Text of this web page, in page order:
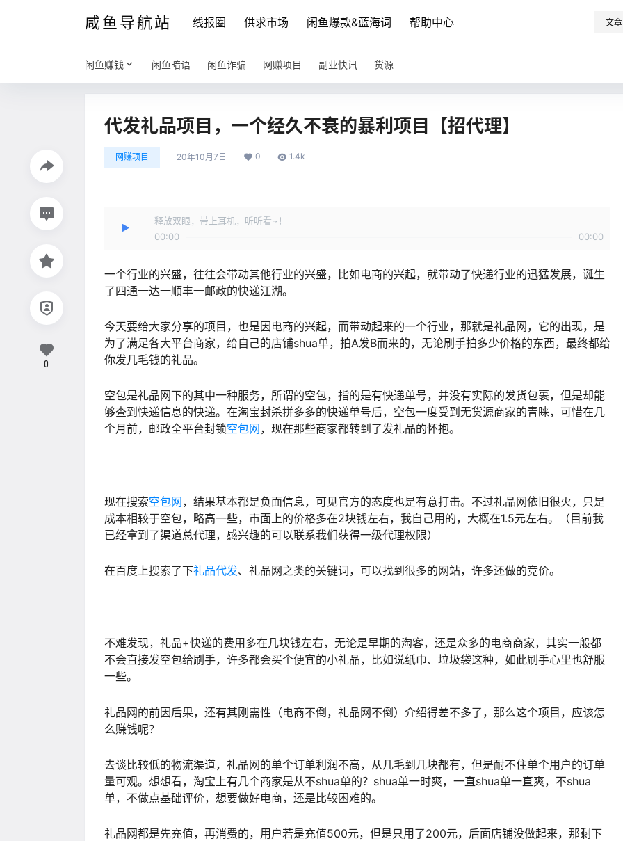
咸鱼导航站 线报圈 供求市场 闲鱼爆款&蓝海词 帮助中心 文章
闲鱼赚钱 闲鱼暗语 闲鱼诈骗 网赚项目 副业快讯 货源
代发礼品项目，一个经久不衰的暴利项目【招代理】
网赚项目 20年10月7日 0 1.4k
释放双眼，带上耳机，听听看~！
00:00
00:00
一个行业的兴盛，往往会带动其他行业的兴盛，比如电商的兴起，就带动了快递行业的迅猛发展，诞生
了四通一达一顺丰一邮政的快递江湖。
今天要给大家分享的项目，也是因电商的兴起，而带动起来的一个行业，那就是礼品网，它的出现，是
为了满足各大平台商家，给自己的店铺shua单，拍A发B而来的，无论刷手拍多少价格的东西，最终都给
你发几毛钱的礼品。
空包是礼品网下的其中一种服务，所谓的空包，指的是有快递单号，并没有实际的发货包裹，但是却能
够查到快递信息的快递。在淘宝封杀拼多多的快递单号后，空包一度受到无货源商家的青睐，可惜在几
个月前，邮政全平台封锁空包网 ，现在那些商家都转到了发礼品的怀抱。
现在搜索空包网，结果基本都是负面信息，可见官方的态度也是有意打击。不过礼品网依旧很火，只是
成本相较于空包，略高一些，市面上的价格多在2块钱左右，我自己用的，大概在1.5元左右。（目前我
已经拿到了渠道总代理，感兴趣的可以联系我们获得一级代理权限）
在百度上搜索了下礼品代发、礼品网之类的关键词，可以找到很多的网站，许多还做的竞价。
不难发现，礼品+快递的费用多在几块钱左右，无论是早期的淘客，还是众多的电商商家，其实一般都
不会直接发空包给刷手，许多都会买个便宜的小礼品，比如说纸巾、垃圾袋这种，如此刷手心里也舒服
一些。
礼品网的前因后果，还有其刚需性（电商不倒，礼品网不倒）介绍得差不多了，那么这个项目，应该怎
么赚钱呢？
去谈比较低的物流渠道，礼品网的单个订单利润不高，从几毛到几块都有，但是耐不住单个用户的订单
量可观。想想看，淘宝上有几个商家是从不shua单的？shua单一时爽，一直shua单一直爽，不shua
单，不做点基础评价，想要做好电商，还是比较困难的。
礼品网都是先充值，再消费的，用户若是充值500元，但是只用了200元，后面店铺没做起来，那剩下
0